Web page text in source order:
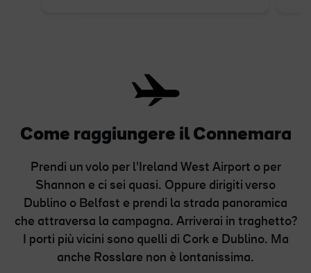
Come raggiungere il Connemara
Prendi un volo per l'Ireland West Airport o per
Shannon e ci sei quasi. Oppure dirigiti verso
Dublino o Belfast e prendi la strada panoramica
che attraversa la campagna. Arriverai in traghetto?
I porti più vicini sono quelli di Cork e Dublino. Ma
anche Rosslare non è lontanissima.